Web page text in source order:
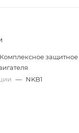
Комплексное защитное
— NKB1